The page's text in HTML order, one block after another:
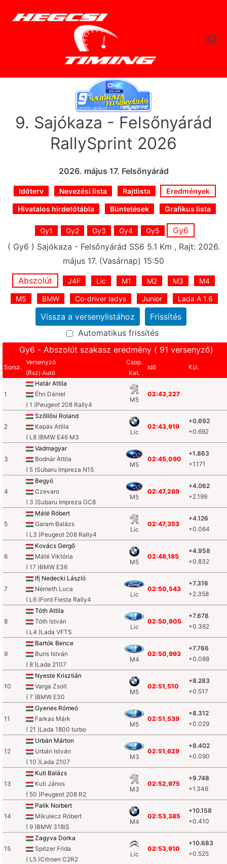
hegc
sitimi
Időtlen Idők
9. Sajókaza - Felsőnyárád
RallySprint 2026
2026. május 17. Felsőnyárád
Időterv Nevezési lista Rajtlista Eredmények
Hivatalos hirdetőtábla Büntetések Grafikus lista
Gy1 Gy2 Gy3 Gy4 Gy5
Gy6
( Gy6 ) Sajókaza - Felsőnyárád SS6 5.1 Km , Rajt: 2026.
május 17. (Vasárnap) 15:50
Abszolút
J4F Lic M1 M2 M3 M4
M5 BMW Co-driver ladys Junior Lada A 1.6
Automatikus frissítés
Gy6 - Abszolút szakasz eredmény ( 91 versenyző)
Sorsz.
Versenyző
(Rsz) Autó
Csop.
Kat.
Idő Kül.
1
Határ Attila
Éhn Dániel
( 1 )Peugeot 208 Rally4
M5
02:43,227
2
Szőllősi Roland
Kapás Attila
( L8 )BMW E46 M3
Lic
02:43,919
+0.692
+0.692
3
Vadmagyar
Bodnár Attila
( 5 )Subaru Impreza N15
M5
02:45,090
+1.863
+1.171
4
Begyó
Czevaro
( 3 )Subaru Impreza GC8
M5
02:47,289
+4.062
+2.199
5
Máté Róbert
Garam Balázs
( L3 )Peugeot 208 Rally4
Lic
02:47,353
+4.126
+0.064
6
Kovács Gergő
Máté Viktória
( 17 )BMW E36
M5
02:48,185
+4.958
+0.832
7
Ifj Nedecki László
Németh Luca
( L6 )Ford Fiesta Rally4
Lic
02:50,543
+7.316
+2.358
8
Tóth Attila
Tóth István
( L4 )Lada VFTS
Lic
02:50,905
+7.678
+0.362
9
Bartók Bence
Buris István
( 8 )Lada 2107
M4
02:50,993
+7.766
+0.088
10
Nyeste Krisztián
Varga Zsolt
( 7 )BMW E30
M5
02:51,510
+8.283
+0.517
11
Gyenes Rómeó
Farkas Márk
( 21 )Lada 1800 turbo
M5
02:51,539
+8.312
+0.029
12
Urbán Márton
Urbán István
( 10 )Lada 2107
M3
02:51,629
+8.402
+0.090
13
Kuti Balázs
Kuti János
( 50 )Peugeot 208 R2
M3
02:52,975
+9.748
+1.346
14
Palik Norbert
Mikulecz Róbert
( 9 )BMW 318iS
M4
02:53,385
+10.158
+0.410
15
Zagyva Dorka
Spitzer Frida
( L5 )Citroen C2R2
Lic
02:53,910
+10.683
+0.525